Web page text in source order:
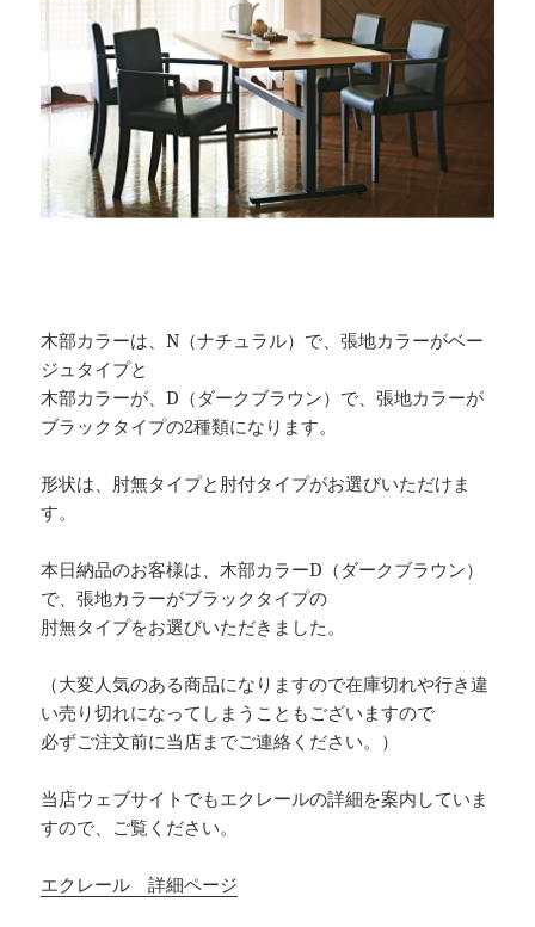
木部カラーは、N（ナチュラル）で、張地カラーがベー
ジュタイプと
木部カラーが、D（ダークブラウン）で、張地カラーが
ブラックタイプの2種類になります。
形状は、肘無タイプと肘付タイプがお選びいただけま
す。
本日納品のお客様は、木部カラーD（ダークブラウン）
で、張地カラーがブラックタイプの
肘無タイプをお選びいただきました。
（大変人気のある商品になりますので在庫切れや行き違
い売り切れになってしまうこともございますので
必ずご注文前に当店までご連絡ください。）
当店ウェブサイトでもエクレールの詳細を案内していま
すので、ご覧ください。
エクレール 詳細ページ